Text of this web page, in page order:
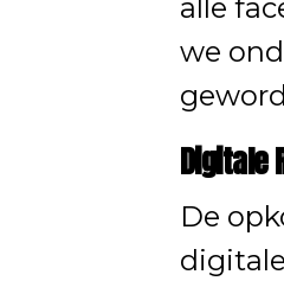
alle
we
Digitale
De